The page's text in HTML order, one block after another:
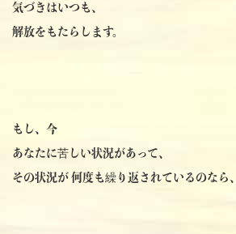
気づきはいつも、
解放をもたらします。
もし、今
あなたに苦しい状況があって、
その状況が 何度も繰り返されているのなら、